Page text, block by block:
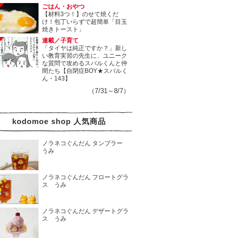
ごはん・おやつ
【材料3つ！】のせて焼くだ
け！包丁いらずで超簡単「目玉
焼きトースト」
連載／子育て
「タイヤは純正ですか？」新し
い教育実習の先生に、ユニーク
な質問で攻めるスバルくんと仲
間たち【自閉症BOY★スバルく
ん・143】
（7/31～8/7）
kodomoe shop 人気商品
ノラネコぐんだん タンブラー
うみ
ノラネコぐんだん フロートグラ
ス うみ
ノラネコぐんだん デザートグラ
ス うみ